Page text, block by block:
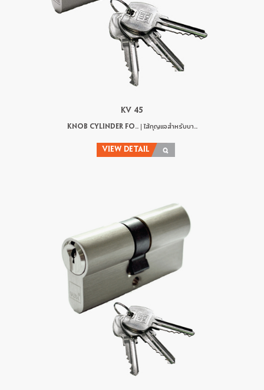
KV 45
KNOB CYLINDER FO.. | ไส้กุญแจสำหรับบา..
VIEW DETAIL